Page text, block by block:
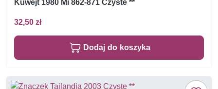
Kuwejt 1980 Mi 862-871 Czyste **
32,50 zł
Dodaj do koszyka